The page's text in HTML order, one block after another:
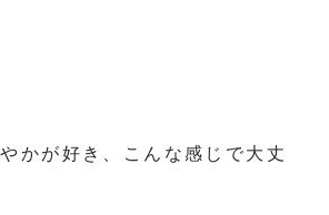
かが好き、こんな感じで大丈